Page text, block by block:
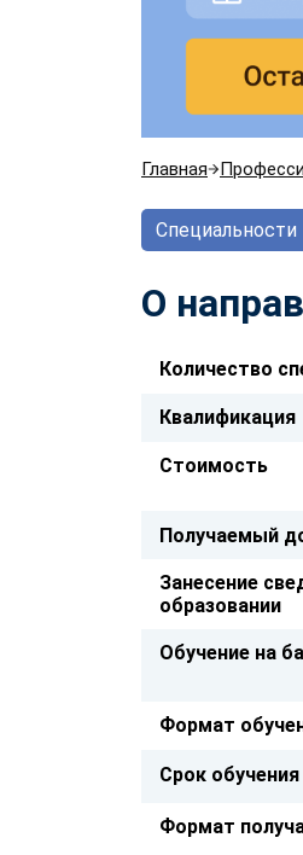
Главная
Специальности
О
Количество
Квалификация
Стоимость
Получаемый
Занесение
образовании
Обучение на
Формат
Срок обучения
Формат